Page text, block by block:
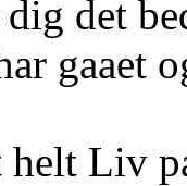
det
gaaet
Liv